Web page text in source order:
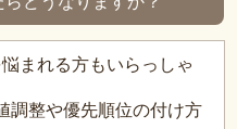
まれる方もいらっしゃ
調整や優先順位の付け方